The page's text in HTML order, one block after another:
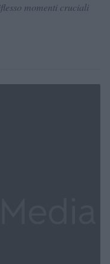
momenti cruciali